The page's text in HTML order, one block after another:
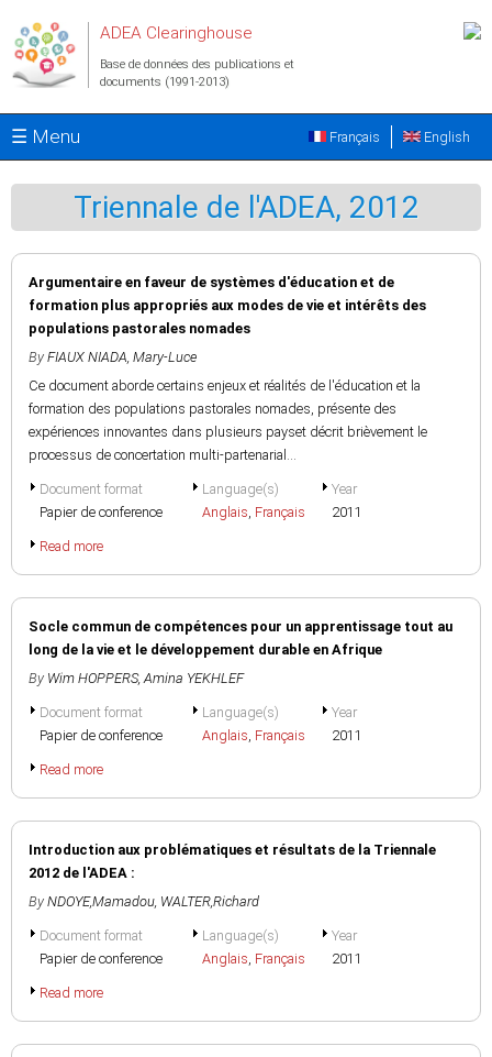
ADEA Clearinghouse
Base de données des publications et
documents (1991-2013)
☰ Menu English
Français
Triennale de l'ADEA, 2012
Argumentaire en faveur de systèmes d'éducation et de
formation plus appropriés aux modes de vie et intérêts des
populations pastorales nomades
By FIAUX NIADA, Mary-Luce
Ce document aborde certains enjeux et réalités de l'éducation et la
formation des populations pastorales nomades, présente des
expériences innovantes dans plusieurs payset décrit brièvement le
processus de concertation multi-partenarial...
Document format
Papier de conference
Language(s)
Anglais, Français
Year
2011
Read more
Socle commun de compétences pour un apprentissage tout au
long de la vie et le développement durable en Afrique
By Wim HOPPERS,Amina YEKHLEF
Document format
Papier de conference
Language(s)
Anglais, Français
Year
2011
Read more
Introduction aux problématiques et résultats de la Triennale
2012 de l'ADEA :
By NDOYE,Mamadou, WALTER,Richard
Document format
Papier de conference
Language(s)
Anglais, Français
Year
2011
Read more